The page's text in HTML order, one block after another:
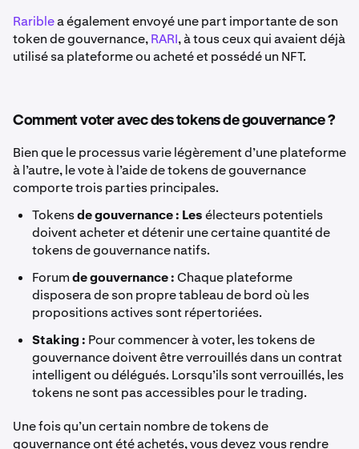
Rariblea également envoyé une part importante de son
token de gouvernance,RARI, à tous ceux qui avaient déjà
utilisé sa plateforme ou acheté et possédé un NFT.
Comment voter avec des tokens de gouvernance ?
Bien que le processus varie légèrement d’une plateforme
à l’autre, le vote à l’aide de tokens de gouvernance
comporte trois parties principales.
Tokensde gouvernance : Lesélecteurs potentiels
doivent acheter et détenir une certaine quantité de
tokens de gouvernance natifs.
Forumde gouvernance :Chaque plateforme
disposera de son propre tableau de bord où les
propositions actives sont répertoriées.
Staking : Pour commencer à voter, les tokens de
gouvernance doivent être verrouillés dans un contrat
intelligent ou délégués. Lorsqu’ils sont verrouillés, les
tokens ne sont pas accessibles pour le trading.
Une fois qu’un certain nombre de tokens de
gouvernance ont été achetés, vous devez vous rendre